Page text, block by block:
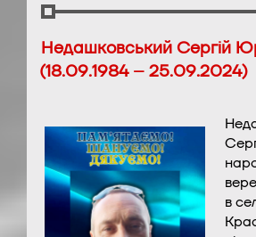
Недашковський Сергій
(18.09.1984 – 25.09.2024)
в